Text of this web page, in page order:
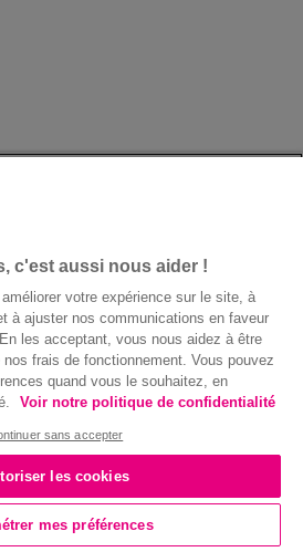
c'est aussi nous aider !
votre expérience sur le site, à
à ajuster nos communications en faveur
les acceptant, vous nous aidez à être
frais de fonctionnement. Vous pouvez
quand vous le souhaitez, en
Voir notre politique de confidentialité
sans accepter
les cookies
mes préférences